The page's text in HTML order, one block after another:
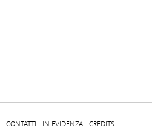
CONTATTI IN EVIDENZA CREDITS